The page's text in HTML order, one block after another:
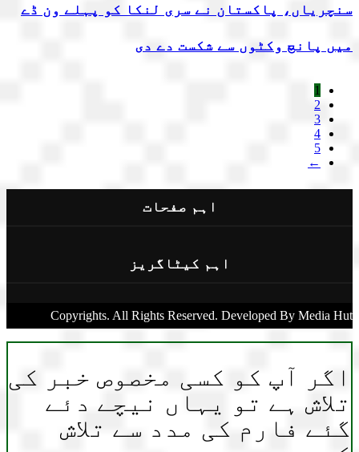
سنچریاں، پاکستان نے سری لنکا کو پہلے ون ڈے
میں پانچ وکٹوں سے شکست دے دی
1
2
3
4
5
←
اہم صفحات
اہم کیٹاگریز
Copyrights. All Rights Reserved. Developed By Media Hut
اگر آپ کو کسی مخصوص خبر کی
تلاش ہے تو یہاں نیچے دئے
گئے فارم کی مدد سے تلاش